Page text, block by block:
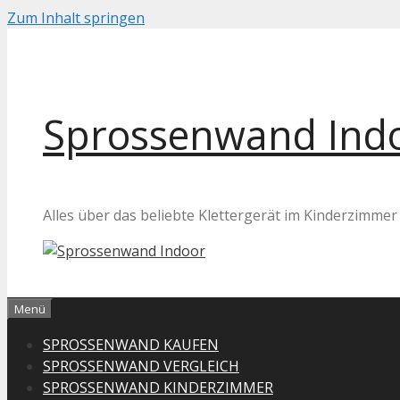
Zum Inhalt springen
Sprossenwand
Alles über das beliebte Klettergerät im Kinderzimmer
Menü
SPROSSENWAND KAUFEN
SPROSSENWAND VERGLEICH
SPROSSENWAND KINDERZIMMER